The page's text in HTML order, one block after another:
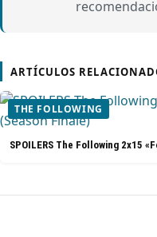
ARTÍCULOS
THE FOLLOWING
SPOILERS The Following 2x15